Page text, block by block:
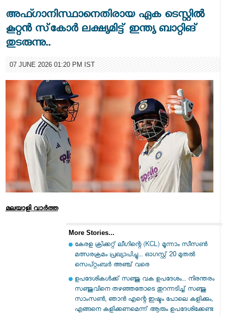
അഫ്ഗാനിസ്ഥാനെതിരായ ഏക ടെസ്റ്റിൽ
കൂറ്റൻ സ്‌കോർ ലക്ഷ്യമിട്ട് ഇന്ത്യ ബാറ്റിങ്
തുടരുന്നു..
07 JUNE 2026 01:20 PM IST
മലയാളി വാര്‍ത്ത
More Stories...
കേരള ക്രിക്കറ്റ് ലീഗിന്റെ (KCL) മൂന്നാം സീസൺ
മത്സരക്രമം പ്രഖ്യാപിച്ചു... ഓഗസ്റ്റ് 20 മുതൽ
സെപ്റ്റംബർ അഞ്ച് വരെ
ഉപദേശികൾക്ക് സഞ്ജു വക ഉപദേശം... നിരന്തരം
സഞ്ജുവിനെ തഴഞ്ഞതോടെ തുറന്നടിച്ച് സഞ്ജു
സാംസൺ, ഞാൻ എന്റെ ഇഷ്ടം പോലെ കളിക്കും,
എങ്ങനെ കളിക്കണമെന്ന് ആരും ഉപദേശിക്കേണ്ട